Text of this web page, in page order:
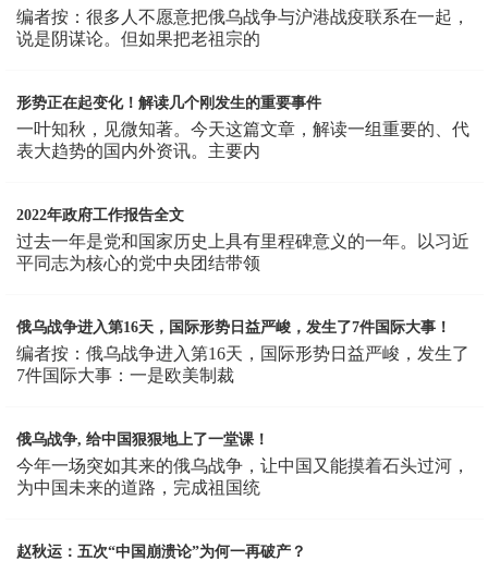
编者按：很多人不愿意把俄乌战争与沪港战疫联系在一起，
说是阴谋论。但如果把老祖宗的
形势正在起变化！解读几个刚发生的重要事件
一叶知秋，见微知著。今天这篇文章，解读一组重要的、代
表大趋势的国内外资讯。主要内
2022年政府工作报告全文
过去一年是党和国家历史上具有里程碑意义的一年。以习近
平同志为核心的党中央团结带领
俄乌战争进入第16天，国际形势日益严峻，发生了7件国际大事！
编者按：俄乌战争进入第16天，国际形势日益严峻，发生了
7件国际大事：一是欧美制裁
俄乌战争, 给中国狠狠地上了一堂课！
今年一场突如其来的俄乌战争，让中国又能摸着石头过河，
为中国未来的道路，完成祖国统
赵秋运：五次“中国崩溃论”为何一再破产？